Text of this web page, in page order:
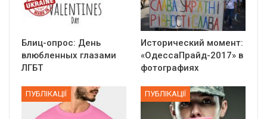
Блиц-опрос: День
влюбленных глазами
ЛГБТ
Исторический момент:
«ОдессаПрайд-2017» в
фотографиях
ПУБЛІКАЦІЇ ПУБЛІКАЦІЇ